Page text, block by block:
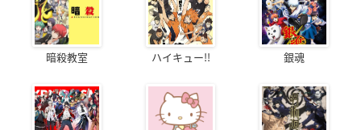
暗殺教室 ハイキュー!! 銀魂